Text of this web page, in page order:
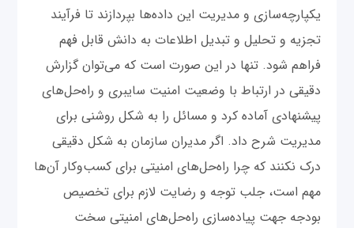
یکپارچه‌سازی و مدیریت این داده‌ها بپردازند تا فرآیند
تجزیه و تحلیل و تبدیل اطلاعات به دانش قابل فهم
فراهم شود. تنها در این صورت است که می‌توان گزارش
دقیقی در ارتباط با وضعیت امنیت سایبری و راه‌حل‌های
پیشنهادی آماده کرد و مسائل را به شکل روشنی برای
مدیریت شرح داد. اگر مدیران سازمان به شکل دقیقی
درک نکنند که چرا راه‌حل‌های امنیتی برای کسب‌وکار آن‌ها
مهم است، جلب توجه و رضایت لازم برای تخصیص
بودجه جهت پیاده‌سازی راه‌حل‌های امنیتی سخت